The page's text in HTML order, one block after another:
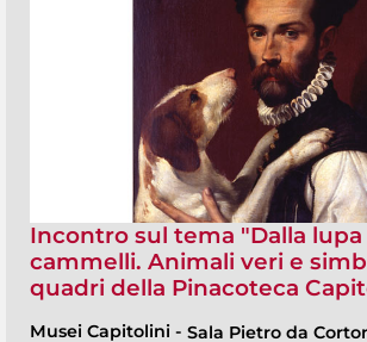
Incontro sul tema "Dalla lupa
cammelli. Animali veri e
quadri della Pinacoteca
Musei Capitolini - Sala Pietro da